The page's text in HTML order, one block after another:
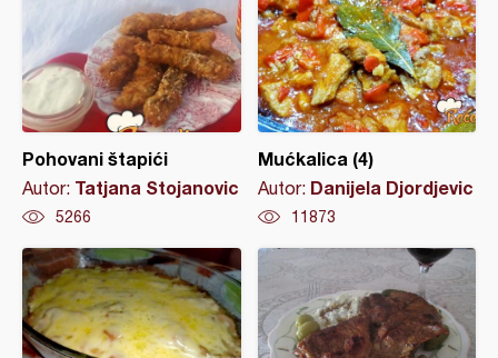
Pohovani štapići
Autor: Tatjana Stojanovic
5266
Mućkalica (4)
Autor: Danijela Djordjevic
11873